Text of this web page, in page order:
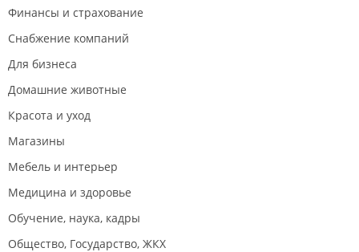
Финансы и страхование
Снабжение компаний
Для бизнеса
Домашние животные
Красота и уход
Магазины
Мебель и интерьер
Медицина и здоровье
Обучение, наука, кадры
Общество, Государство, ЖКХ